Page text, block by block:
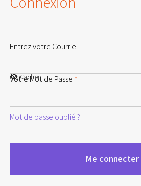
Entrez votre Courriel
Votre Mot de Passe *
Cacher
Mot de passe oublié ?